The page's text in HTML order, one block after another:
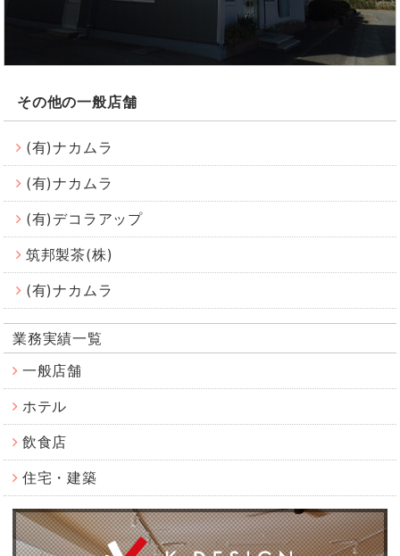
その他の一般店舗
(有)ナカムラ
(有)ナカムラ
(有)デコラアップ
筑邦製茶(株)
(有)ナカムラ
業務実績一覧
一般店舗
ホテル
飲食店
住宅・建築